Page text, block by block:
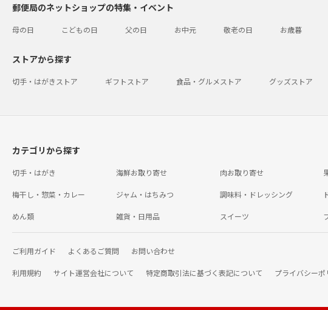
郵便局のネットショップの特集・イベント
母の日 こどもの日 父の日 お中元 敬老の日 お歳暮
ストアから探す
切手・はがきストア ギフトストア 食品・グルメストア グッズストア
カテゴリから探す
切手・はがき 海鮮お取り寄せ 肉お取り寄せ
梅干し・惣菜・カレー ジャム・はちみつ 調味料・ドレッシング
めん類 雑貨・日用品 スイーツ
ご利用ガイド よくあるご質問 お問い合わせ
利用規約 サイト運営会社について 特定商取引法に基づく表記について プライバシーポ